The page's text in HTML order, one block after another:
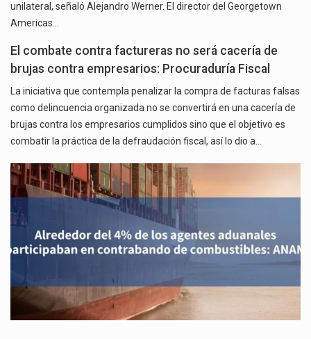
unilateral, señaló Alejandro Werner. El director del Georgetown
Americas…
El combate contra factureras no será cacería de
brujas contra empresarios: Procuraduría Fiscal
La iniciativa que contempla penalizar la compra de facturas falsas
como delincuencia organizada no se convertirá en una cacería de
brujas contra los empresarios cumplidos sino que el objetivo es
combatir la práctica de la defraudación fiscal, así lo dio a…